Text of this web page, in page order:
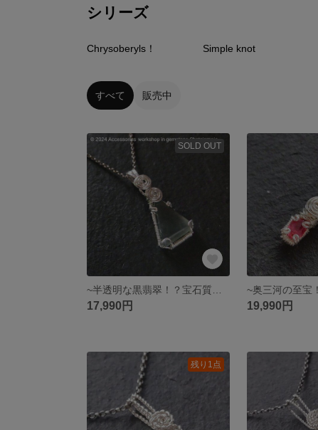
シリーズ
Chrysoberyls！ Simple knot
すべて 販売中
SOLD OUT
17,990円 19,990円
残り1点